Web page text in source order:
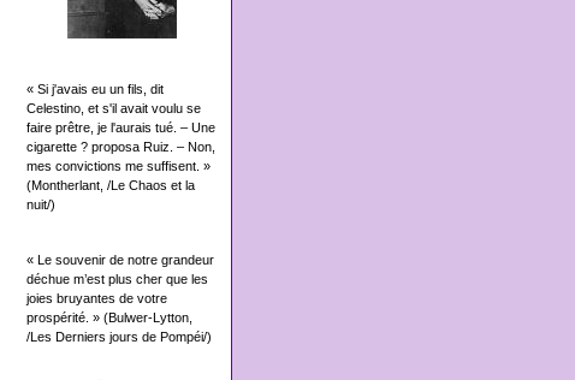
« Si j'avais eu un fils, dit
Celestino, et s'il avait voulu se
faire prêtre, je l'aurais tué. – Une
cigarette ? proposa Ruiz. – Non,
mes convictions me suffisent. »
(Montherlant, /Le Chaos et la
nuit/)
« Le souvenir de notre grandeur
déchue m’est plus cher que les
joies bruyantes de votre
prospérité. » (Bulwer-Lytton,
/Les Derniers jours de Pompéi/)